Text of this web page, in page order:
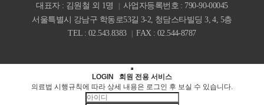
대표자 : 김원철 외 1명
사업자등록번호 : 790-90-00045
서울특별시 강남구 학동로53길 3-2, 청담스타빌딩 3, 4, 5층
TEL : 02.543.8383
FAX : 02.544-8787
LOGIN
회원 전용 서비스
의료법 시행규칙에 따라 상세 내용은 로그인 후 보실 수 있습니다.